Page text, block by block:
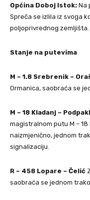
Općina Doboj Istok: Na
Spreča se izlila iz svoga
poljoprivrednog zemljišta.
Stanje na putevima
M – 1.8 Srebrenik –
Ormanica, saobraća se
M – 18 Kladanj –
magistralnom putu M –
naizmjenično, jednom
signalizaciju.
R – 458 Lopare – Čelić
saobraća se jednom